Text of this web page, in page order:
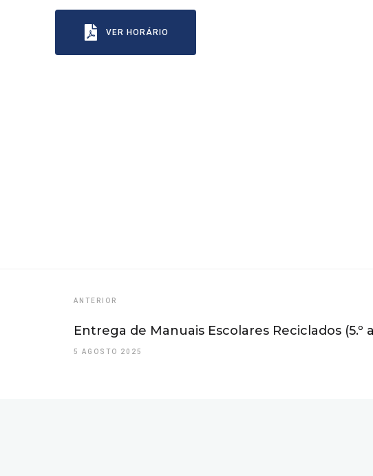
VER HORÁRIO
ANTERIOR
Entrega de Manuais Escolares Reciclados (5.º
5 AGOSTO 2025